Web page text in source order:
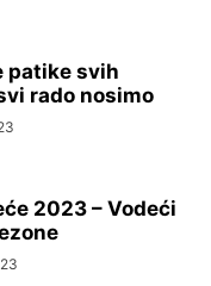
patike svih
rado nosimo
2023 – Vodeći